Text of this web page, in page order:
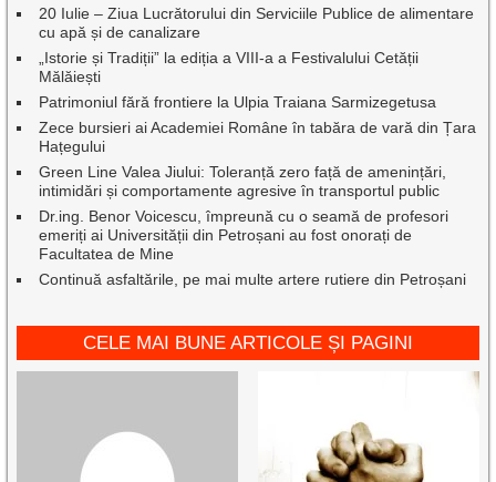
20 Iulie – Ziua Lucrătorului din Serviciile Publice de alimentare
cu apă și de canalizare
„Istorie și Tradiții” la ediția a VIII-a a Festivalului Cetății
Mălăiești
Patrimoniul fără frontiere la Ulpia Traiana Sarmizegetusa
Zece bursieri ai Academiei Române în tabăra de vară din Țara
Hațegului
Green Line Valea Jiului: Toleranță zero față de amenințări,
intimidări și comportamente agresive în transportul public
Dr.ing. Benor Voicescu, împreună cu o seamă de profesori
emeriți ai Universității din Petroșani au fost onorați de
Facultatea de Mine
Continuă asfaltările, pe mai multe artere rutiere din Petroșani
CELE MAI BUNE ARTICOLE ȘI PAGINI